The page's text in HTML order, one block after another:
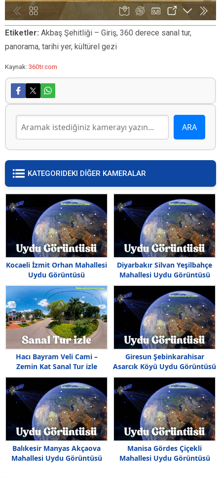
Etiketler: Akbaş Şehitliği – Giriş, 360 derece sanal tur,
panorama, tarihi yer, kültürel gezi
Kaynak: 360tr.com
KATEGORIDEKI DİĞER KAMERALAR
Kocaeli İzmit Orhan Mahallesi
Uydu Görüntüsü
Diyarbakır Silvan Yeşilbahçe
Mahallesi Uydu Görüntüsü
Haritası
Hacı Bayram Veli Cami –
Zemin Kat Sanal Tur izle
Giresun Şebinkarahisar
Asarcık Köyü Uydu Görüntüsü
Balıkesir Manyas Akçaova
Mahallesi Uydu Görüntüsü
Manisa Gördes Çiçekli
Mahallesi Uydu Görüntüsü